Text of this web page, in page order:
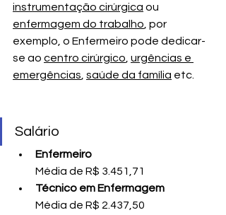
instrumentação cirúrgica ou
enfermagem do trabalho , por
exemplo, o Enfermeiro pode dedicar-
se ao centro cirúrgico urgências e
emergências saúde da família etc.
Salário
Enfermeiro
Média de R$ 3.451,71
Técnico em Enfermagem
Média de R$ 2.437,50